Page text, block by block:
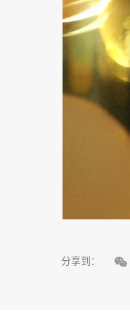
分享到： 